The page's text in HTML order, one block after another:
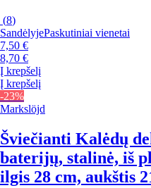
(8)
SandėlyjePaskutiniai vienetai
7,50 €
8,70 €
Į krepšelį
Į krepšelį
-23%
Markslöjd
Šviečianti Kalėdų
baterijų, stalinė, iš
ilgis 28 cm, aukštis